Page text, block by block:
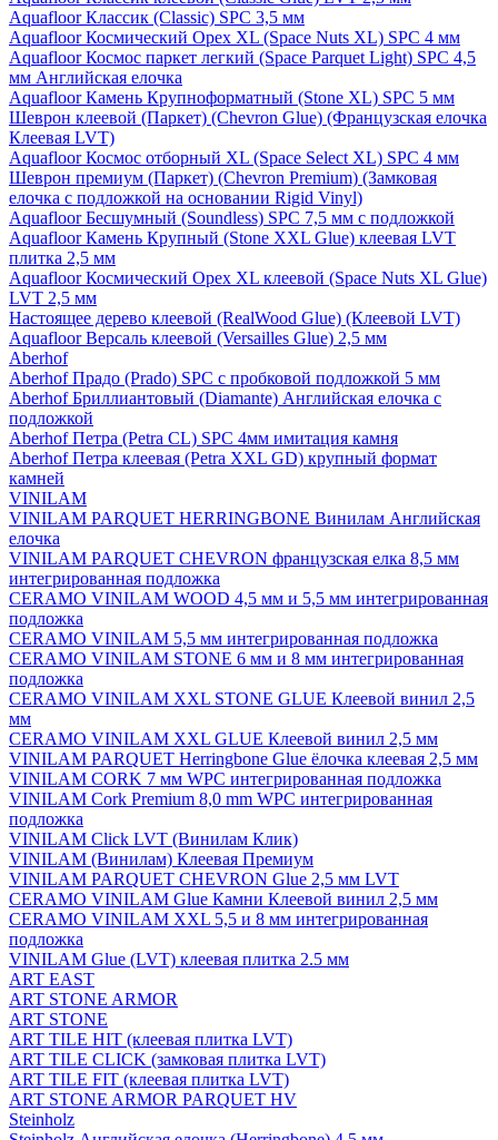
Aquafloor Классик (Classic) SPC 3,5 мм
Aquafloor Космический Орех XL (Space Nuts XL) SPC 4 мм
Aquafloor Космос паркет легкий (Space Parquet Light) SPC 4,5
мм Английская елочка
Aquafloor Камень Крупноформатный (Stone XL) SPC 5 мм
Шеврон клеевой (Паркет) (Chevron Glue) (Французская елочка
Клеевая LVT)
Aquafloor Космос отборный XL (Space Select XL) SPC 4 мм
Шеврон премиум (Паркет) (Chevron Premium) (Замковая
елочка с подложкой на основании Rigid Vinyl)
Aquafloor Бесшумный (Soundless) SPC 7,5 мм с подложкой
Aquafloor Камень Крупный (Stone XXL Glue) клеевая LVT
плитка 2,5 мм
Aquafloor Космический Орех XL клеевой (Space Nuts XL Glue)
LVT 2,5 мм
Настоящее дерево клеевой (RealWood Glue) (Клеевой LVT)
Aquafloor Версаль клеевой (Versailles Glue) 2,5 мм
Aberhof
Aberhof Прадо (Prado) SPC с пробковой подложкой 5 мм
Aberhof Бриллиантовый (Diamante) Английская елочка с
подложкой
Aberhof Петра (Petra CL) SPC 4мм имитация камня
Aberhof Петра клеевая (Petra XXL GD) крупный формат
камней
VINILAM
VINILAM PARQUET HERRINGBONE Винилам Английская
елочка
VINILAM PARQUET CHEVRON французская елка 8,5 мм
интегрированная подложка
CERAMO VINILAM WOOD 4,5 мм и 5,5 мм интегрированная
подложка
CERAMO VINILAM 5,5 мм интегрированная подложка
CERAMO VINILAM STONE 6 мм и 8 мм интегрированная
подложка
CERAMO VINILAM XXL STONE GLUE Клеевой винил 2,5
мм
CERAMO VINILAM XXL GLUE Клеевой винил 2,5 мм
VINILAM PARQUET Herringbone Glue ёлочка клеевая 2,5 мм
VINILAM CORK 7 мм WPC интегрированная подложка
VINILAM Cork Premium 8,0 mm WPC интегрированная
подложка
VINILAM Click LVT (Винилам Клик)
VINILAM (Винилам) Клеевая Премиум
VINILAM PARQUET CHEVRON Glue 2,5 мм LVT
CERAMO VINILAM Glue Камни Клеевой винил 2,5 мм
CERAMO VINILAM XXL 5,5 и 8 мм интегрированная
подложка
VINILAM Glue (LVT) клеевая плитка 2.5 мм
ART EAST
ART STONE ARMOR
ART STONE
ART TILE HIT (клеевая плитка LVT)
ART TILE CLICK (замковая плитка LVT)
ART TILE FIT (клеевая плитка LVT)
ART STONE ARMOR PARQUET HV
Steinholz